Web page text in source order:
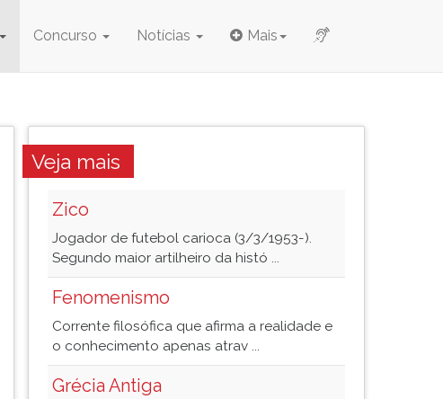
Concurso Notícias Mais
Veja mais
Zico
Jogador de futebol carioca (3/3/1953-).
Segundo maior artilheiro da histó ...
Fenomenismo
Corrente filosófica que afirma a realidade e
o conhecimento apenas atrav ...
Grécia Antiga